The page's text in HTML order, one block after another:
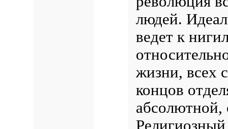
людей. Идеал
ведет к
жизни, всех
концов
абсолютной,